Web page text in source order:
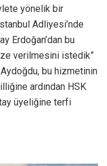
yönelik bir
Adliyesi’nde
Erdoğan’dan bu
verilmesini istedik”
bu hizmetinin
ardından HSK
üyeliğine terfi